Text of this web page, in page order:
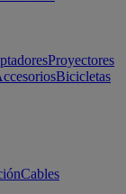
Proyectores
Bicicletas
Cables